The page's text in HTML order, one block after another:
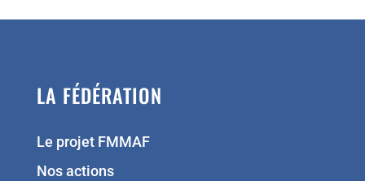
LA FÉDÉRATION
Le projet FMMAF
Nos actions